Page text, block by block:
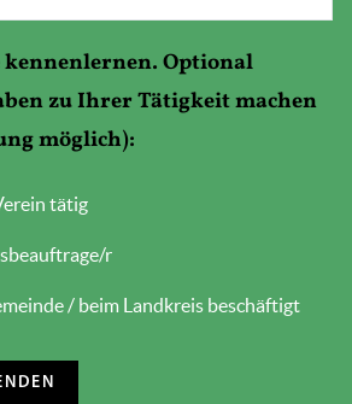
kennenlernen. Optional
zu Ihrer Tätigkeit machen
möglich):
tätig
r
/ beim Landkreis beschäftigt